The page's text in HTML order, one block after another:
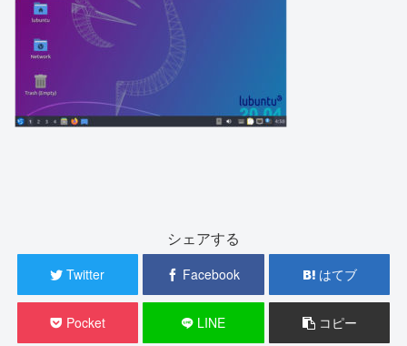
シェアする
Twitter Facebook はてブ
Pocket LINE コピー